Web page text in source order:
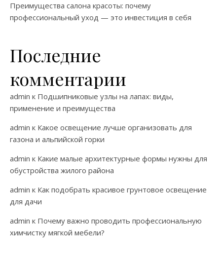
Преимущества салона красоты: почему
профессиональный уход — это инвестиция в себя
Последние
комментарии
admin к Подшипниковые узлы на лапах: виды,
применение и преимущества
admin к Какое освещение лучше организовать для
газона и альпийской горки
admin к Какие малые архитектурные формы нужны для
обустройства жилого района
admin к Как подобрать красивое грунтовое освещение
для дачи
admin к Почему важно проводить профессиональную
химчистку мягкой мебели?